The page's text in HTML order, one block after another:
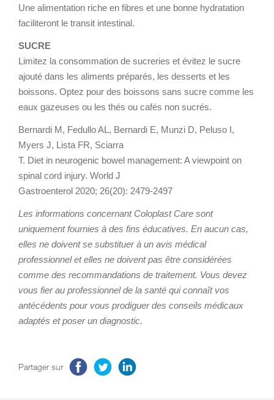
Une alimentation riche en fibres et une bonne hydratation
faciliteront le transit intestinal.
SUCRE
Limitez la consommation de sucreries et évitez le sucre
ajouté dans les aliments préparés, les desserts et les
boissons. Optez pour des boissons sans sucre comme les
eaux gazeuses ou les thés ou cafés non sucrés.
Bernardi M, Fedullo AL, Bernardi E, Munzi D, Peluso I,
Myers J, Lista FR, Sciarra
T. Diet in neurogenic bowel management: A viewpoint on
spinal cord injury. World J
Gastroenterol 2020; 26(20): 2479-2497
Les informations concernant Coloplast Care sont
uniquement fournies à des fins éducatives. En aucun cas,
elles ne doivent se substituer à un avis médical
professionnel et elles ne doivent pas être considérées
comme des recommandations de traitement. Vous devez
vous fier au professionnel de la santé qui connaît vos
antécédents pour vous prodiguer des conseils médicaux
adaptés et poser un diagnostic.
Partager sur